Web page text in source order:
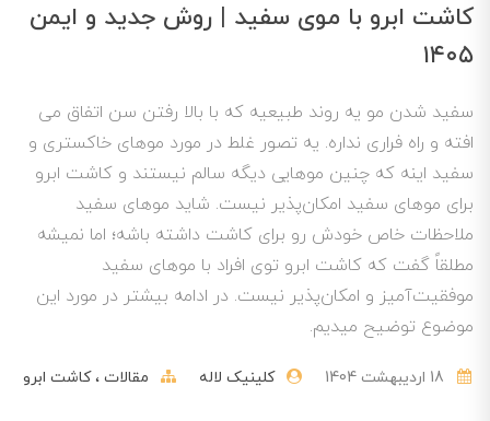
کاشت ابرو با موی سفید | روش جدید و ایمن
۱۴۰۵
سفید شدن مو یه روند طبیعیه که با بالا رفتن سن اتفاق می
افته و راه فراری نداره. یه تصور غلط در مورد موهای خاکستری و
سفید اینه که چنین موهایی دیگه سالم نیستند و کاشت ابرو
برای موهای سفید امکان‌پذیر نیست. شاید موهای سفید
ملاحظات خاص خودش رو برای کاشت داشته باشه؛ اما نمیشه
مطلقاً گفت که کاشت ابرو توی افراد با موهای سفید
موفقیت‌آمیز و امکان‌پذیر نیست. در ادامه بیشتر در مورد این
موضوع توضیح میدیم.
کلینیک لاله مقالات کاشت ابرو